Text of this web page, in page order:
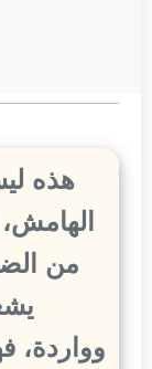
هذه
من
وواردة،